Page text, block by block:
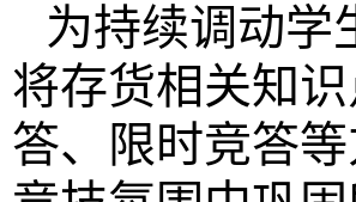
为持续调动学
将存货相关知
答、限时竞答